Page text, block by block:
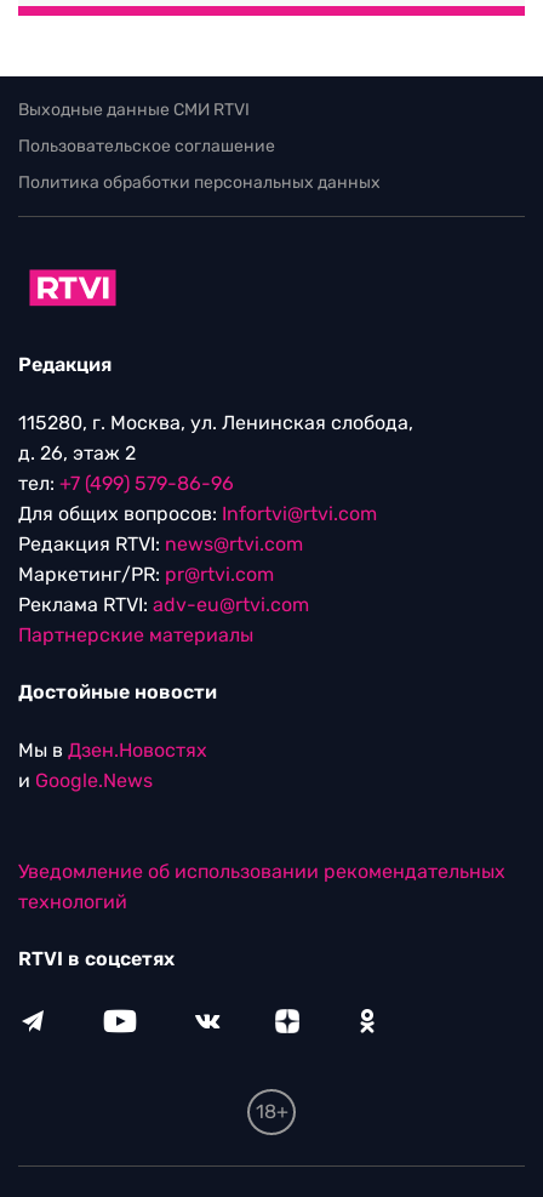
Выходные данные СМИ RTVI
Пользовательское соглашение
Политика обработки персональных данных
Редакция
115280, г. Москва, ул. Ленинская слобода,
д. 26, этаж 2
тел: +7 (499) 579-86-96
Для общих вопросов: Infortvi@rtvi.com
Редакция RTVI: news@rtvi.com
Маркетинг/PR: pr@rtvi.com
Реклама RTVI: adv-eu@rtvi.com
Партнерские материалы
Достойные новости
Мы в Дзен.Новостях
и Google.News
Уведомление об использовании рекомендательных
технологий
RTVI в соцсетях
18+